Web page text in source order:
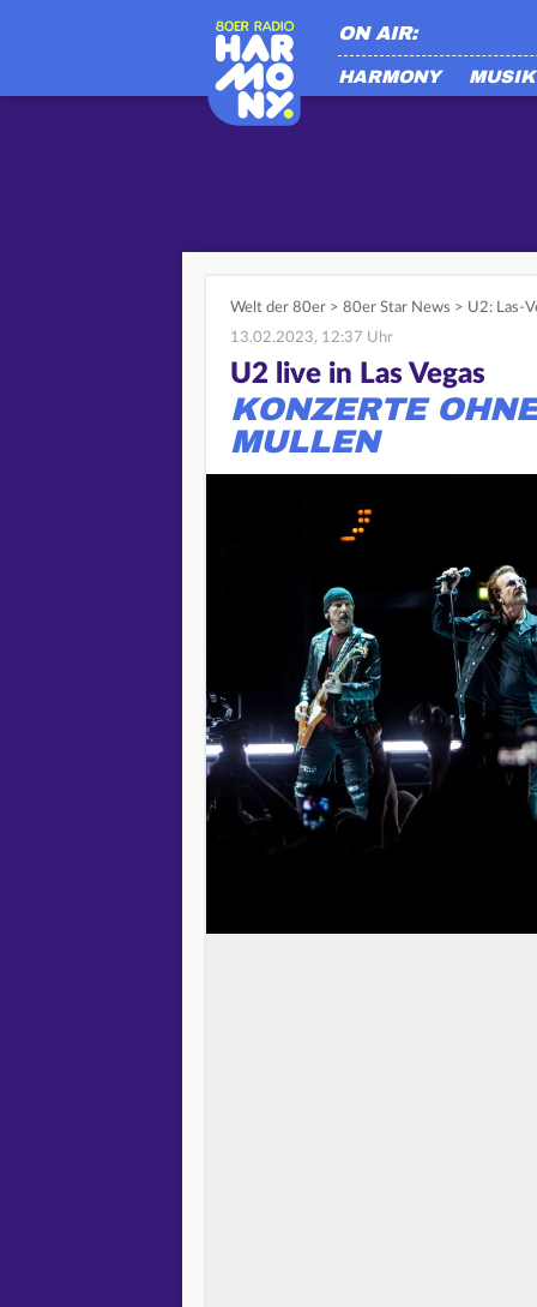
ON AIR:
HARMONY MUSIK
Welt der 80er > 80er Star News > U2: Las-
13.02.2023, 12:37 Uhr
U2 live in Las Vegas
KONZERTE
MULLEN